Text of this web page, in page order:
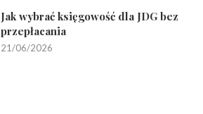
Jak wybrać księgowość dla JDG bez
przepłacania
21/06/2026